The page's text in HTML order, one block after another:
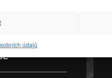
údajů